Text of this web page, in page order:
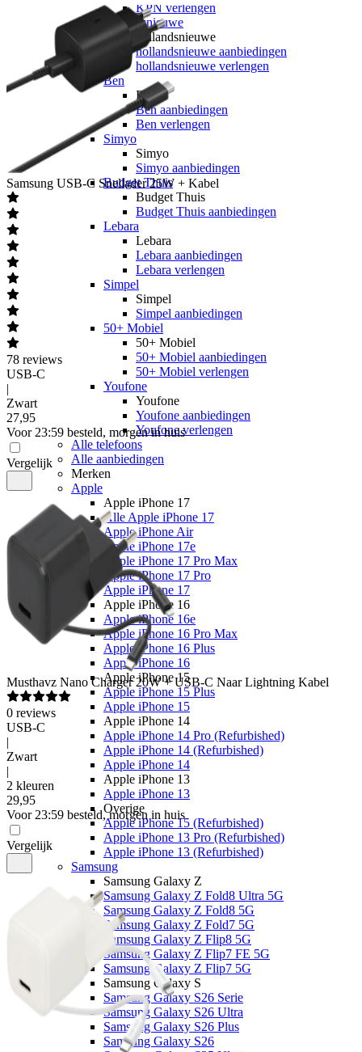
KPN verlengen
hollandsnieuwe
hollandsnieuwe
hollandsnieuwe aanbiedingen
hollandsnieuwe verlengen
Ben
Ben
Ben aanbiedingen
Ben verlengen
Simyo
Simyo
Simyo aanbiedingen
Budget Thuis
Budget Thuis
Budget Thuis aanbiedingen
Lebara
Lebara
Lebara aanbiedingen
Lebara verlengen
Simpel
Simpel
Simpel aanbiedingen
50+ Mobiel
50+ Mobiel
50+ Mobiel aanbiedingen
50+ Mobiel verlengen
Youfone
Youfone
Youfone aanbiedingen
Youfone verlengen
Alle telefoons
Alle aanbiedingen
Merken
Apple
Apple iPhone 17
Alle Apple iPhone 17
Apple iPhone Air
Apple iPhone 17e
Apple iPhone 17 Pro Max
Apple iPhone 17 Pro
Apple iPhone 17
Apple iPhone 16
Apple iPhone 16e
Apple iPhone 16 Pro Max
Apple iPhone 16 Plus
Apple iPhone 16
Apple iPhone 15
Apple iPhone 15 Plus
Apple iPhone 15
Apple iPhone 14
Apple iPhone 14 Pro (Refurbished)
Apple iPhone 14 (Refurbished)
Apple iPhone 14
Apple iPhone 13
Apple iPhone 13
Overige
Apple iPhone 15 (Refurbished)
Apple iPhone 13 Pro (Refurbished)
Apple iPhone 13 (Refurbished)
Samsung
Samsung Galaxy Z
Samsung Galaxy Z Fold8 Ultra 5G
Samsung Galaxy Z Fold8 5G
Samsung Galaxy Z Fold7 5G
Samsung Galaxy Z Flip8 5G
Samsung Galaxy Z Flip7 FE 5G
Samsung Galaxy Z Flip7 5G
Samsung Galaxy S
Samsung Galaxy S26 Serie
Samsung Galaxy S26 Ultra
Samsung Galaxy S26 Plus
Samsung Galaxy S26
Samsung USB-C Snellader 25W + Kabel
78 reviews
USB-C
|
Zwart
27,95
Voor 23:59 besteld, morgen in huis
Vergelijk
Musthavz Nano Charger 20W + USB-C Naar Lightning Kabel
0 reviews
USB-C
|
Zwart
|
2 kleuren
29,95
Voor 23:59 besteld, morgen in huis
Vergelijk